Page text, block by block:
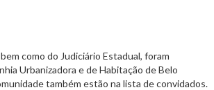
como do Judiciário Estadual, foram
Urbanizadora e de Habitação de Belo
também estão na lista de convidados.